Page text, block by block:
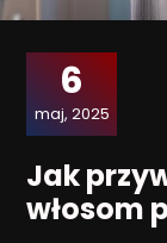
6
maj, 2025
Jak
włosom